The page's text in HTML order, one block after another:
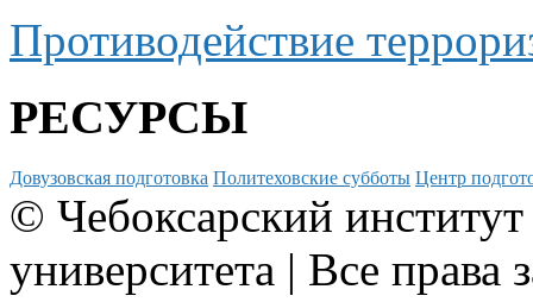
Противодействие
РЕСУРСЫ
Довузовская подготовка Политеховские субботы Центр
© Чебоксарский
университета | Все